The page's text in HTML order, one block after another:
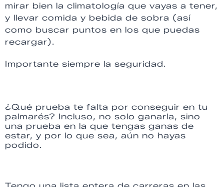
mirar bien la climatología que vayas a tener,
y llevar comida y bebida de sobra (así
como buscar puntos en los que puedas
recargar).
Importante siempre la seguridad.
¿Qué prueba te falta por conseguir en tu
palmarés? Incluso, no solo ganarla, sino
una prueba en la que tengas ganas de
estar, y por lo que sea, aún no hayas
podido.